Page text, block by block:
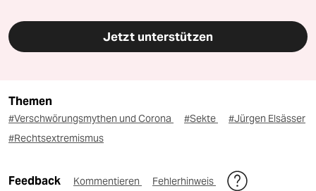
Jetzt unterstützen
Themen
#Verschwörungsmythen und Corona #Sekte
#Jürgen Elsässer
#Rechtsextremismus
Feedback Kommentieren Fehlerhinweis